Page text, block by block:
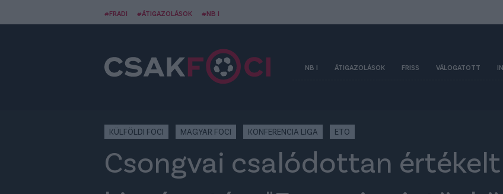
#FRADI #ÁTIGAZOLÁSOK #NB I
NB I ÁTIGAZOLÁSOK FRISS VÁLOGATOTT
KÜLFÖLDI FOCI MAGYAR FOCI KONFERENCIA LIGA ETO
Csongvai csalódottan értékelt